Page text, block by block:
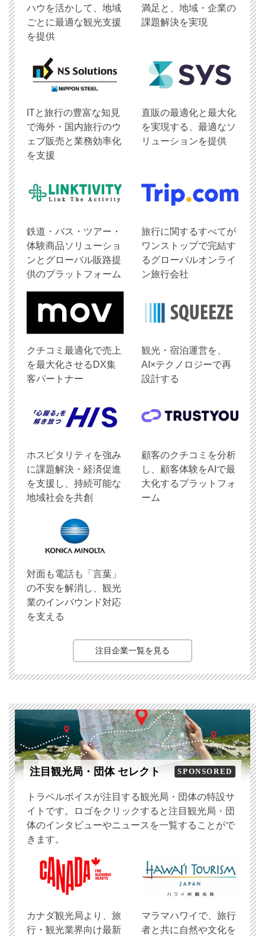
ハウを活かして、地域
ごとに最適な観光支援
を提供
満足と、地域・企業の
課題解決を実現
ITと旅行の豊富な知見
で海外・国内旅行のウ
ェブ販売と業務効率化
を支援
直販の最適化と最大化
を実現する、最適なソ
リューションを提供
鉄道・バス・ツアー・
体験商品ソリューショ
ンとグローバル販路提
供のプラットフォーム
旅行に関するすべてが
ワンストップで完結す
るグローバルオンライ
ン旅行会社
クチコミ最適化で売上
を最大化させるDX集
客パートナー
観光・宿泊運営を、
AI×テクノロジーで再
設計する
ホスピタリティを強み
に課題解決・経済促進
を支援し、持続可能な
地域社会を共創
顧客のクチコミを分析
し、顧客体験をAIで最
大化するプラットフォ
ーム
対面も電話も「言葉」
の不安を解消し、観光
業のインバウンド対応
を支える
注目企業一覧を見る
注目観光局・団体 セレクト SPONSORED
トラベルボイスが注目する観光局・団体の特設サ
イトです。ロゴをクリックすると注目観光局・団
体のインタビューやニュースを一覧することがで
きます。
​カナダ観光局より、旅
行・観光業界向け最新
マラマハワイで、旅行
者と共に自然や文化を